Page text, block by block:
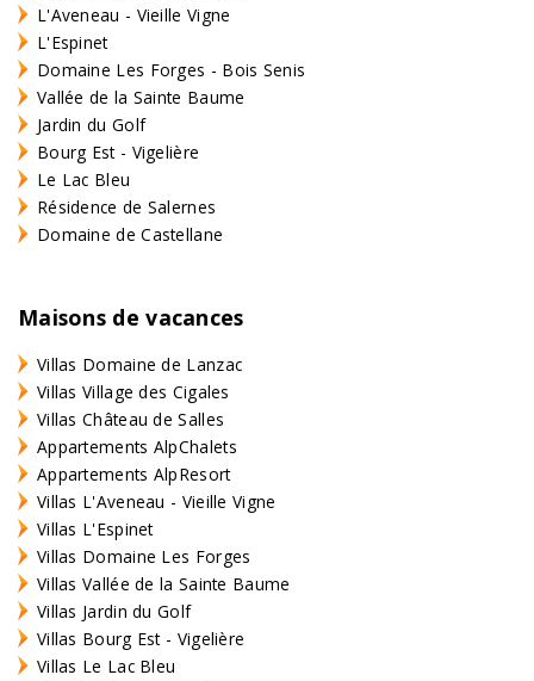
L'Aveneau - Vieille Vigne
L'Espinet
Domaine Les Forges - Bois Senis
Vallée de la Sainte Baume
Jardin du Golf
Bourg Est - Vigelière
Le Lac Bleu
Résidence de Salernes
Domaine de Castellane
Maisons de vacances
Villas Domaine de Lanzac
Villas Village des Cigales
Villas Château de Salles
Appartements AlpChalets
Appartements AlpResort
Villas L'Aveneau - Vieille Vigne
Villas L'Espinet
Villas Domaine Les Forges
Villas Vallée de la Sainte Baume
Villas Jardin du Golf
Villas Bourg Est - Vigelière
Villas Le Lac Bleu